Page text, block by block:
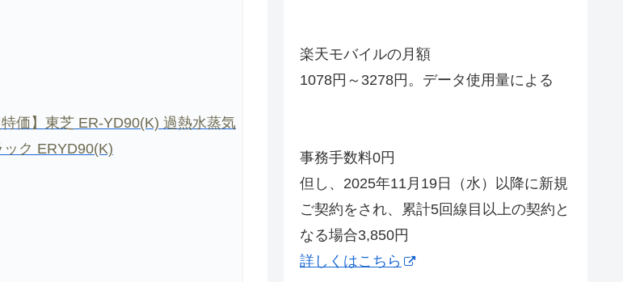
価】東芝 ER-YD90(K) 過熱水蒸気
ク ERYD90(K)
楽天モバイルの月額
1078円～3278円。データ使用量による
事務手数料0円
但し、2025年11月19日（水）以降に新規
ご契約をされ、累計5回線目以上の契約と
なる場合3,850円
詳しくはこちら